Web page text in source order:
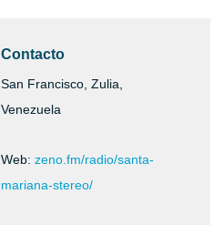
Contacto
San Francisco, Zulia,
Venezuela
Web: zeno.fm/radio/santa-
mariana-stereo/